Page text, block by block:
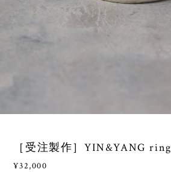
［受注製作］YIN&YANG ring
¥32,000